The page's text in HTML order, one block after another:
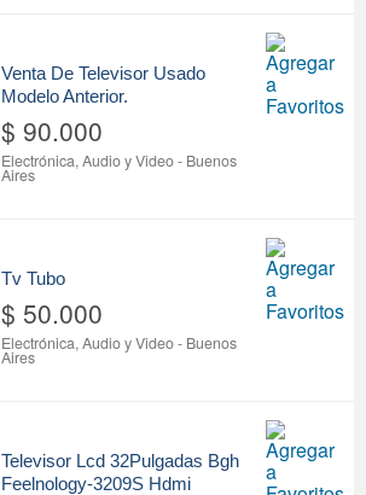
Venta De Televisor Usado
Modelo Anterior.
$ 90.000
Electrónica, Audio y Video- Buenos
Aires
Tv Tubo
$ 50.000
Electrónica, Audio y Video- Buenos
Aires
Televisor Lcd 32Pulgadas Bgh
Feelnology-3209S Hdmi